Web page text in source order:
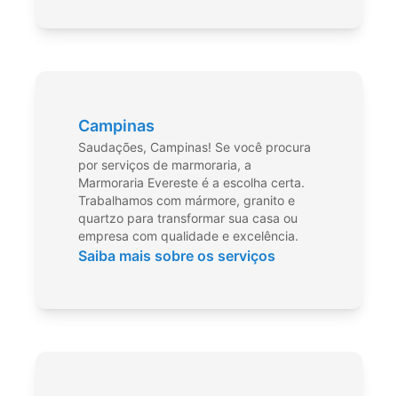
Campinas
Saudações, Campinas! Se você procura
por serviços de marmoraria, a
Marmoraria Evereste é a escolha certa.
Trabalhamos com mármore, granito e
quartzo para transformar sua casa ou
empresa com qualidade e excelência.
Saiba mais sobre os serviços